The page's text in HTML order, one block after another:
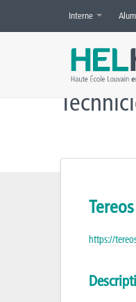
Interne
Accueil » Offres
https://